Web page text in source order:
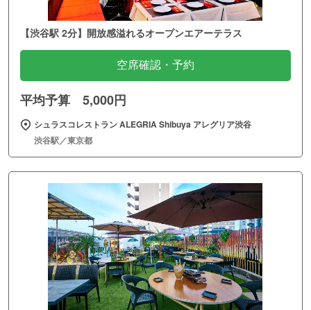
【渋谷駅 2分】開放感溢れるオープンエアーテラス
空席確認・予約
平均予算 5,000円
シュラスコレストラン ALEGRIA Shibuya アレグリア渋谷
渋谷駅／東京都